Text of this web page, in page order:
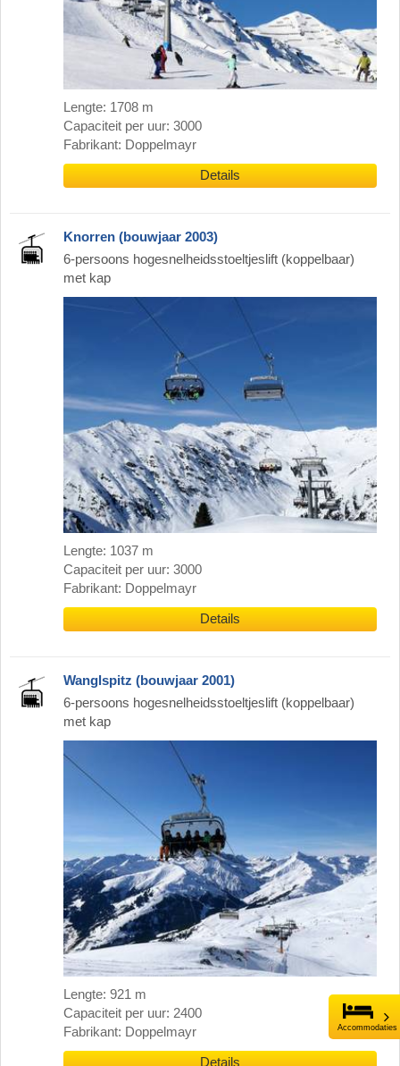
Accommodaties
Lengte: 1708 m
Capaciteit per uur: 3000
Fabrikant: Doppelmayr
Details
Knorren (bouwjaar 2003)
6-persoons hogesnelheidsstoeltjeslift (koppelbaar)
met kap
Lengte: 1037 m
Capaciteit per uur: 3000
Fabrikant: Doppelmayr
Details
Wanglspitz (bouwjaar 2001)
6-persoons hogesnelheidsstoeltjeslift (koppelbaar)
met kap
Lengte: 921 m
Capaciteit per uur: 2400
Fabrikant: Doppelmayr
Details